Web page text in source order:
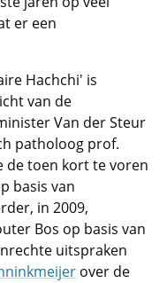
er een
Hachchi' is
van de
Van der Steur
patholoog prof.
de toen kort te voren
basis van
in 2009,
Bos op basis van
uitspraken
over de